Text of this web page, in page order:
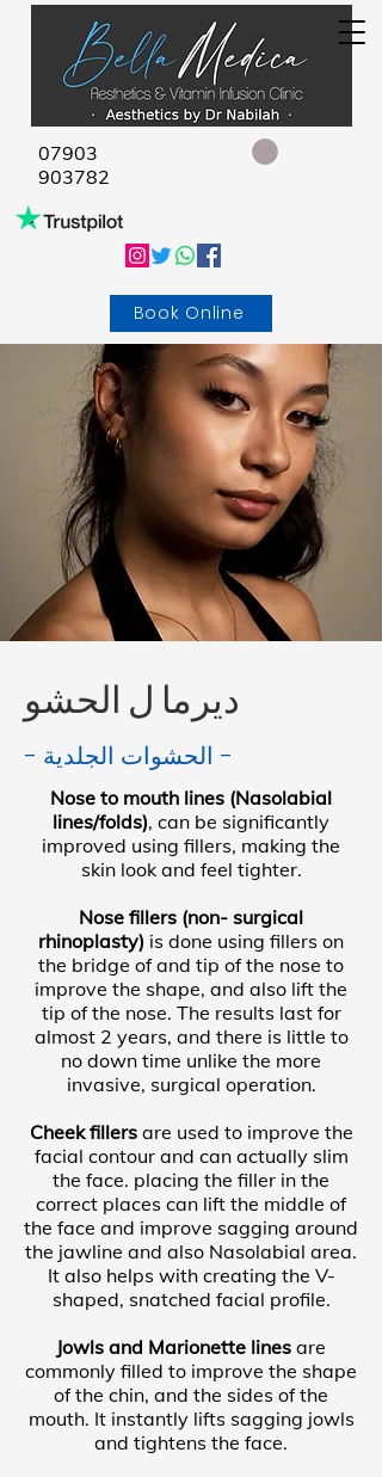
07903
903782
Book Online
ديرما ل الحشو
- الحشوات الجلدية -
Nose to mouth lines (Nasolabial
lines/folds), can be significantly
improved using fillers, making the
skin look and feel tighter.
Nose fillers (non- surgical
rhinoplasty) is done using fillers on
the bridge of and tip of the nose to
improve the shape, and also lift the
tip of the nose. The results last for
almost 2 years, and there is little to
no down time unlike the more
invasive, surgical operation.
Cheek fillersare used to improve the
facial contour and can actually slim
the face. placing the filler in the
correct places can lift the middle of
the face and improve sagging around
the jawline and also Nasolabial area.
It also helps with creating the V-
shaped, snatched facial profile.
Jowls and Marionette lines are
commonly filled to improve the shape
of the chin, and the sides of the
mouth. It instantly lifts sagging jowls
and tightens the face.